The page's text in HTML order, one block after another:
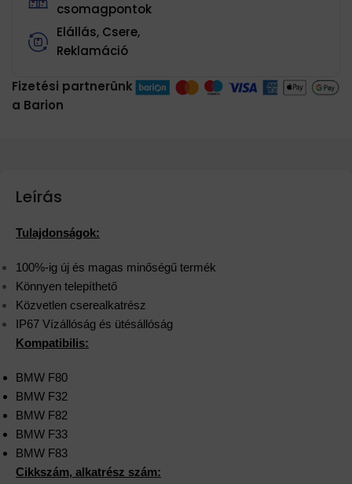
csomagpontok
Elállás, Csere,
Reklamáció
Fizetési partnerünk
a Barion
Leírás
Tulajdonságok:
100%-ig új és magas minőségű termék
Könnyen telepíthető
Közvetlen cserealkatrész
IP67 Vízállóság és ütésállóság
Kompatibilis:
BMW F80
BMW F32
BMW F82
BMW F33
BMW F83
Cikkszám, alkatrész szám: